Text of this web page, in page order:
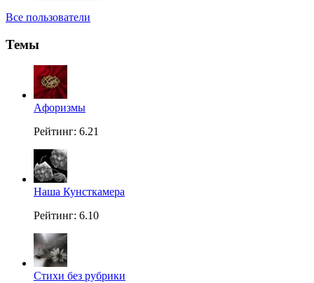
Все пользователи
Темы
Aфоризмы
Рейтинг: 6.21
Наша Кунсткамера
Рейтинг: 6.10
Стихи без рубрики